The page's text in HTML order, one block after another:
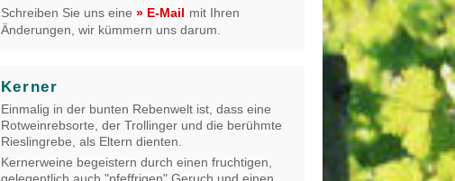
Schreiben Sie uns eine » E-Mail mit Ihren
Änderungen, wir kümmern uns darum.
Kerner
Einmalig in der bunten Rebenwelt ist, dass eine
Rotweinrebsorte, der Trollinger und die berühmte
Rieslingrebe, als Eltern dienten.
Kernerweine begeistern durch einen fruchtigen,
gelegentlich auch "pfeffrigen" Geruch und einen